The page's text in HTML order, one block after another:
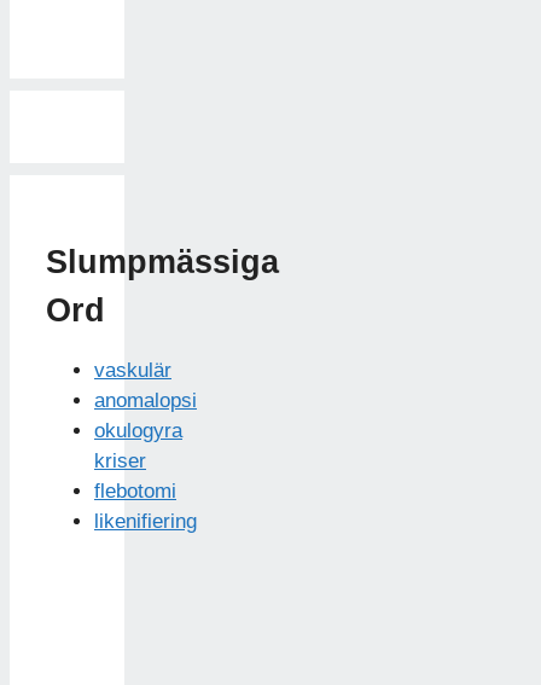
Slumpmässiga
Ord
vaskulär
anomalopsi
okulogyra
kriser
flebotomi
likenifiering